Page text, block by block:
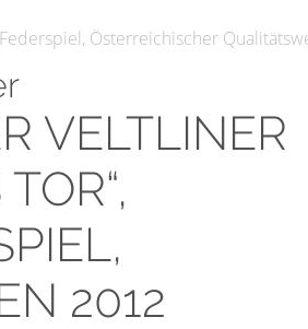
Österreichischer
VELTLINER
2012